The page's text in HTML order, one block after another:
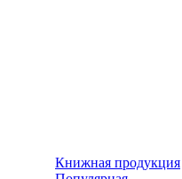
Книжная продукция